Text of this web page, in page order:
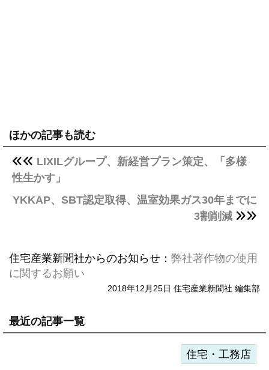
ほかの記事も読む
LIXILグループ、新経営プラン策定、「多様
性生かす」
YKKAP、SBT認定取得、温室効果ガス30年までに
3割削減
住宅産業新聞社からのお知らせ： 弊社著作物の使用
に関するお願い
2018年12月25日 住宅産業新聞社 編集部
最近の記事一覧
住宅・工務店